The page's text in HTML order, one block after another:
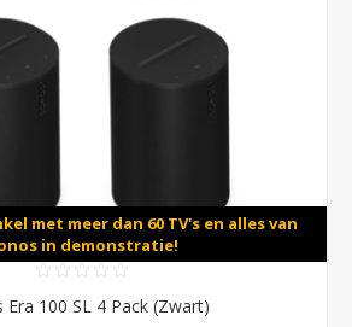
met meer dan 60 TV's en alles van
in demonstratie!
Era 100 SL 4 Pack (Zwart)